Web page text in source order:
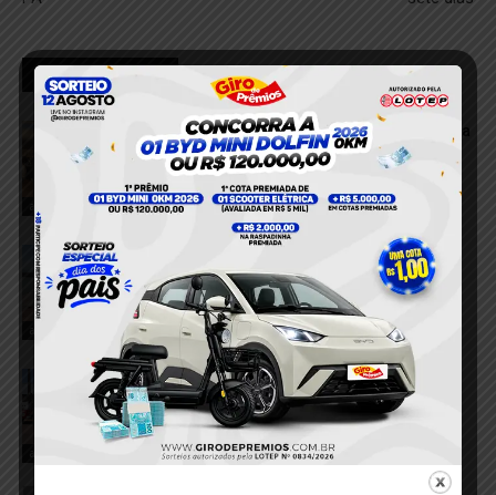
RELACIONADOS
VÍDEO; Caminhonete arrasta motocicleta
após acidente e deixa duas mulheres
feridas em Itaituba
7 de agosto de 2026
Balsa com calcário perde controle e
colide com embarcação no Porto de
Miritituba
7 de agosto de 2026
Viatura da Patrulha Maria da Penha
perde os freios e bate em muro no
município Itaituba
7 de agosto de 2026